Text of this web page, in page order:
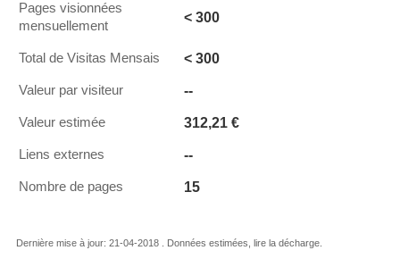
Pages visionnées
mensuellement
< 300
Total de Visitas Mensais < 300
Valeur par visiteur --
Valeur estimée 312,21 €
Liens externes --
Nombre de pages 15
Dernière mise à jour: 21-04-2018 . Données estimées, lire la décharge.